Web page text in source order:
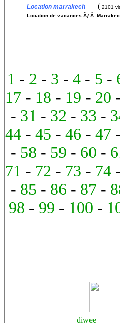
Location marrakech ( 2101
Location de vacances ÃƒÂ
1 - 2 - 3 -4 - 5 -
17 - 18 - 19 - 20 -
- 31 - 32 - 33 -
44 -45 -46 -47
- 58 - 59 - 60 -
71 - 72 - 73 - 74 -
- 85 - 86 - 87 -
98 - 99 - 100 -
diwee